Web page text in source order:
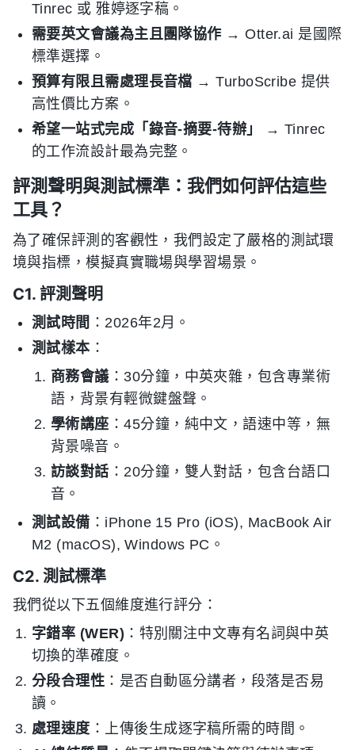
Tinrec 或 雅婷逐字稿。
需要英文會議為主且團隊協作 → Otter.ai 是國際
標準選擇。
預算有限且需處理長音檔 → TurboScribe 提供
高性價比方案。
希望一站式完成「錄音-摘要-待辦」
→ Tinrec
的工作流設計最為完整。
評測聲明與測試標準：我們如何評估這些
工具？
為了確保評測的客觀性，我們設定了嚴格的測試環
境與指標，模擬真實職場與學習場景。
C1. 評測聲明
測試時間 ：2026年2月。
測試樣本 ：
商務會議 ：30分鐘，中英夾雜，包含專業術
語，背景有輕微鍵盤聲。
學術講座 ：45分鐘，純中文，語速中等，無
背景噪音。
訪談對話 ：20分鐘，雙人對話，包含台語口
音。
測試設備 ：iPhone 15 Pro (iOS), MacBook Air
M2 (macOS), Windows PC。
C2. 測試標準
我們從以下五個維度進行評分：
字錯率 (WER) ：特別關注中文專有名詞與中英
切換的準確度。
分段合理性 ：是否自動區分講者，段落是否易
讀。
處理速度 ：上傳後生成逐字稿所需的時間。